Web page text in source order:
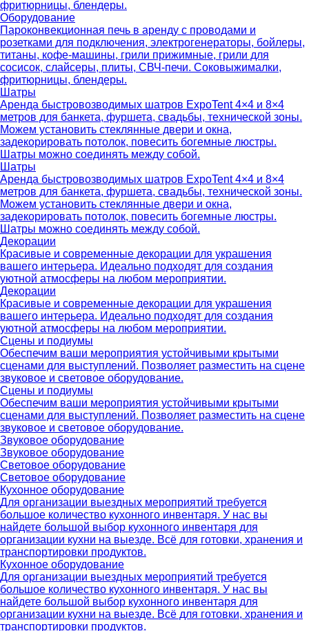
фритюрницы, блендеры.
Оборудование
Пароконвекционная печь в аренду с проводами и
розетками для подключения, электрогенераторы, бойлеры,
титаны, кофе-машины, грили прижимные, грили для
сосисок, слайсеры, плиты, СВЧ-печи. Соковыжималки,
фритюрницы, блендеры.
Шатры
Аренда быстровозводимых шатров ExpoTent 4×4 и 8×4
метров для банкета, фуршета, свадьбы, технической зоны.
Можем установить стеклянные двери и окна,
задекорировать потолок, повесить богемные люстры.
Шатры можно соединять между собой.
Шатры
Аренда быстровозводимых шатров ExpoTent 4×4 и 8×4
метров для банкета, фуршета, свадьбы, технической зоны.
Можем установить стеклянные двери и окна,
задекорировать потолок, повесить богемные люстры.
Шатры можно соединять между собой.
Декорации
Красивые и современные декорации для украшения
вашего интерьера. Идеально подходят для создания
уютной атмосферы на любом мероприятии.
Декорации
Красивые и современные декорации для украшения
вашего интерьера. Идеально подходят для создания
уютной атмосферы на любом мероприятии.
Сцены и подиумы
Обеспечим ваши мероприятия устойчивыми крытыми
сценами для выступлений. Позволяет разместить на сцене
звуковое и световое оборудование.
Сцены и подиумы
Обеспечим ваши мероприятия устойчивыми крытыми
сценами для выступлений. Позволяет разместить на сцене
звуковое и световое оборудование.
Звуковое оборудование
Звуковое оборудование
Световое оборудование
Световое оборудование
Кухонное оборудование
Для организации выездных мероприятий требуется
большое количество кухонного инвентаря. У нас вы
найдете большой выбор кухонного инвентаря для
организации кухни на выезде. Всё для готовки, хранения и
транспортировки продуктов.
Кухонное оборудование
Для организации выездных мероприятий требуется
большое количество кухонного инвентаря. У нас вы
найдете большой выбор кухонного инвентаря для
организации кухни на выезде. Всё для готовки, хранения и
транспортировки продуктов.